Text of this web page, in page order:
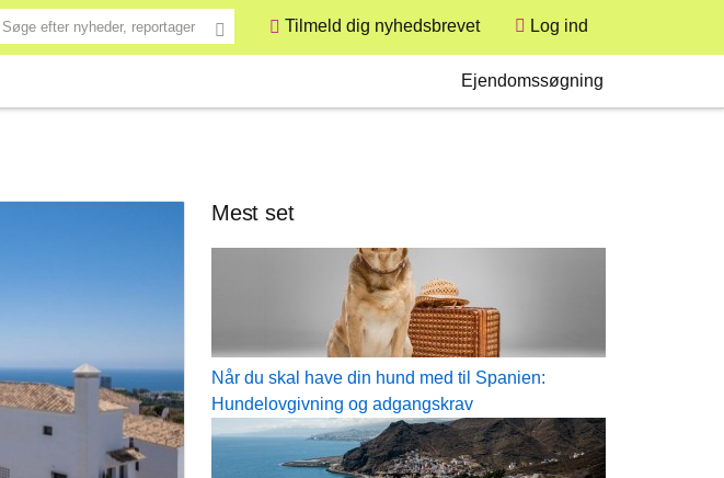
Søge efter nyheder, reportager Tilmeld dig nyhedsbrevet Log ind
Ejendomssøgning
Mest set
Når du skal have din hund med til Spanien:
Hundelovgivning og adgangskrav